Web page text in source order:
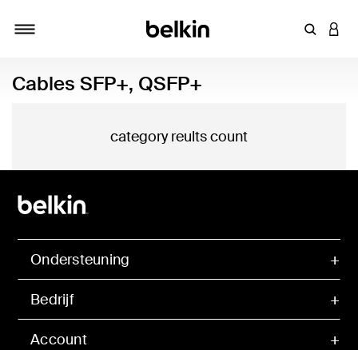
Cables SFP+, QSFP+
category reults count
Account
Ondersteuning
Bedrijf